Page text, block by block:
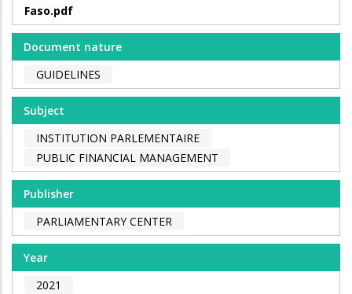
Faso.pdf
Document nature
GUIDELINES
Subject
INSTITUTION PARLEMENTAIRE
PUBLIC FINANCIAL MANAGEMENT
Publisher
PARLIAMENTARY CENTER
Year
2021